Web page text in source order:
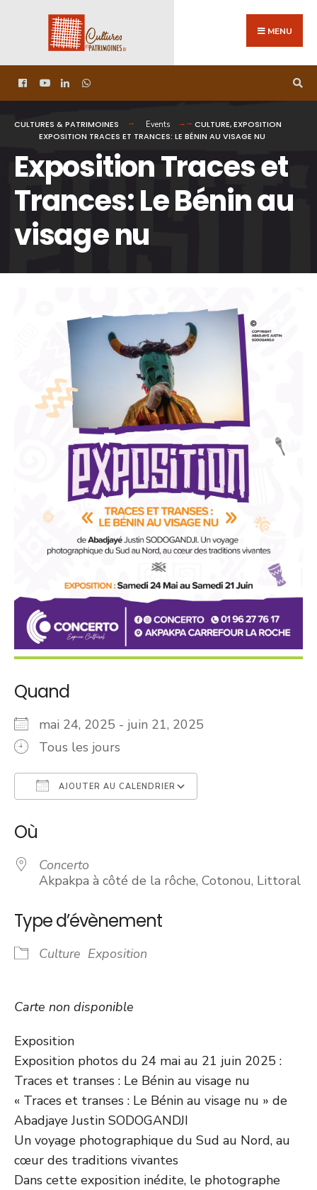
MENU
CULTURES & PATRIMOINES Events CULTURE,EXPOSITION
EXPOSITION TRACES ET TRANCES: LE BÉNIN AU VISAGE NU
Exposition Traces et
Trances: Le Bénin au
visage nu
Quand
mai 24, 2025 - juin 21, 2025
Tous les jours
AJOUTER AU CALENDRIER
Où
Concerto
Akpakpa à côté de la rôche, Cotonou, Littoral
Type d’évènement
Culture Exposition
Carte non disponible
Exposition
Exposition photos du 24 mai au 21 juin 2025 :
Traces et transes : Le Bénin au visage nu
« Traces et transes : Le Bénin au visage nu » de
Abadjaye Justin SODOGANDJI
Un voyage photographique du Sud au Nord, au
cœur des traditions vivantes
Dans cette exposition inédite, le photographe